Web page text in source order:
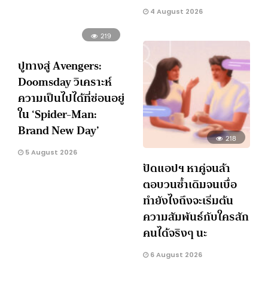
4 August 2026
219
ปูทางสู่ Avengers:
Doomsday วิเคราะห์
ความเป็นไปได้ที่ซ่อนอยู่
ใน ‘Spider-Man:
Brand New Day’
5 August 2026
218
ปัดแอปฯ หาคู่จนล้า
ตอบวนซ้ำเดิมจนเบื่อ
ทำยังไงถึงจะเริ่มต้น
ความสัมพันธ์กับใครสัก
คนได้จริงๆ นะ
6 August 2026